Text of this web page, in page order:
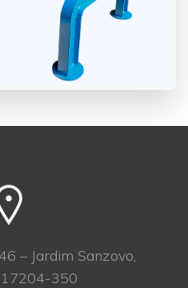
– Jardim Sanzovo,
17204-350